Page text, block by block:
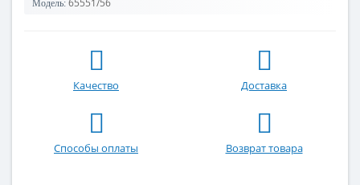
Модель: 65551/56
Качество Доставка
Способы оплаты Возврат товара